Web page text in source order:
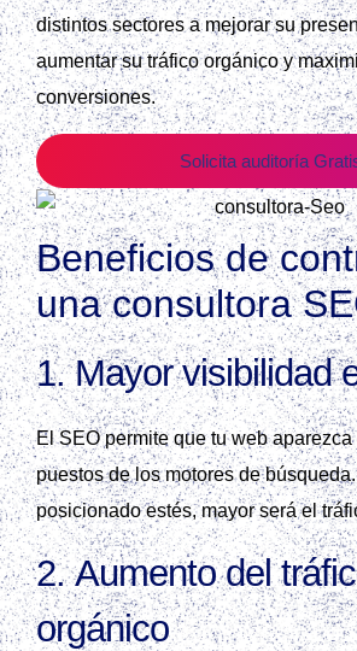
distintos sectores a mejorar su
aumentar su tráfico orgánico y
conversiones.
Solicita auditoría
Beneficios de
una consultora
1.Mayor visibilidad
El SEO permite que tu web
puestos de los motores de
posicionado estés, mayor será el
2.Aumento del
orgánico